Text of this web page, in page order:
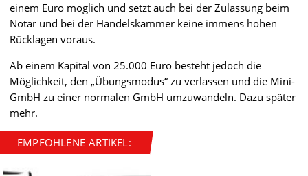
einem Euro möglich und setzt auch bei der Zulassung beim
Notar und bei der Handelskammer keine immens hohen
Rücklagen voraus.
Ab einem Kapital von 25.000 Euro besteht jedoch die
Möglichkeit, den „Übungsmodus“ zu verlassen und die Mini-
GmbH zu einer normalen GmbH umzuwandeln. Dazu später
mehr.
EMPFOHLENE ARTIKEL: